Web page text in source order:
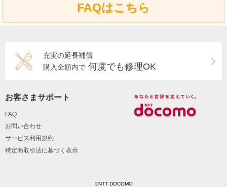
FAQはこちら
充実の延長補償
購入金額内で 何度でも修理OK
お客さまサポート
FAQ
お問い合わせ
サービス利用規約
特定商取引法に基づく表示
©NTT DOCOMO